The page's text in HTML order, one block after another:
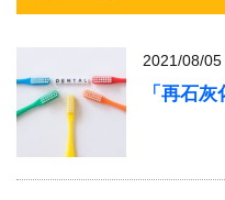
2021/08/05
「再石